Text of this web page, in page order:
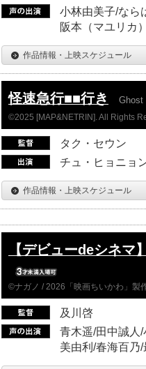
小林由美子/なら
阪本（マユリカ
作品情報・上映スケジュール
怪速急行■■行き Ghost
©2025 [MAP&NETRIN]. All Rights
タク・セウン
チュ・ヒョニョ
作品情報・上映スケジュール
【デビューdeシネマ
©ナガノ / 2026「映画ちいかわ」製
及川啓
青木遥/田中誠人
美由利/春海百乃